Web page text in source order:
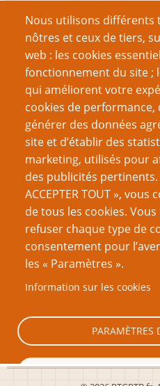
Nous utilisons différents
nôtres et ceux de tiers,
web : les cookies
fonctionnement du site ;
qui améliorent votre
cookies de
générer des données
site et d’établir des
marketing, utilisés pour
des publicités
ACCEPTER TOUT »,
de tous les cookies.
refuser chaque type de
consentement pour
les « Paramètres ».
Information sur les cookies
PARAMÈTRES
TOUT
Recherche
Nom d'utilisateur
Mot de passe
Réinitialiser votre mot de